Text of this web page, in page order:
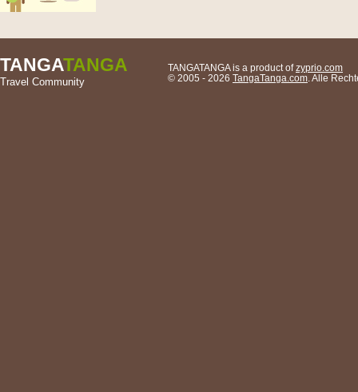
TANGATANGA
Travel Community
TANGATANGA is a product ofzyprio.com
© 2005 - 2026 TangaTanga.com . Alle